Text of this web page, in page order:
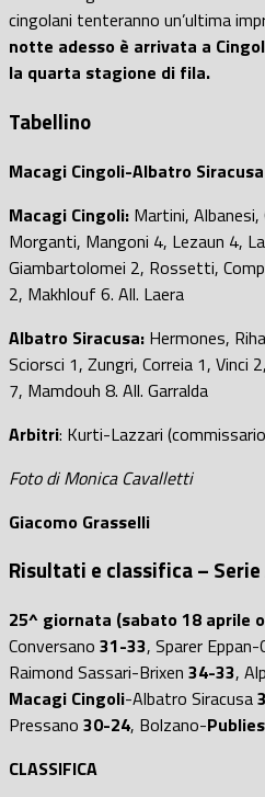
cingolani tenteranno un’ultima
notte adesso è arrivata a
la quarta stagione di fila.
Tabellino
Macagi Cingoli-Albatro
Macagi Cingoli: Martini,
Morganti, Mangoni 4, Lezaun 4,
Giambartolomei 2, Rossetti,
2, Makhlouf 6. All. Laera
Albatro Siracusa: Hermones,
Sciorsci 1, Zungri, Correia 1, Vinci
7, Mamdouh 8. All. Garralda
Arbitri: Kurti-Lazzari
Foto di Monica Cavalletti
Giacomo Grasselli
Risultati e classifica – Serie
25^ giornata (sabato 18 aprile
Conversano 31-33, Sparer
Raimond Sassari-Brixen 34-33,
Macagi Cingoli-Albatro Siracusa
Pressano 30-24, Bolzano-
CLASSIFICA